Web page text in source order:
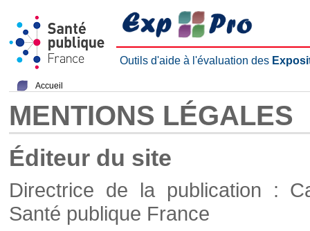
Outils d'aide à l'évaluation des
Accueil
MENTIONS LÉGALES
Éditeur du site
Directrice de la publication :
Santé publique France